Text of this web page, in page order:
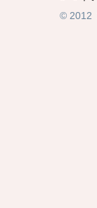
© 2012